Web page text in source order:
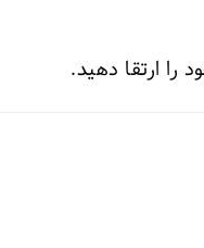
را ارتقا دهید.